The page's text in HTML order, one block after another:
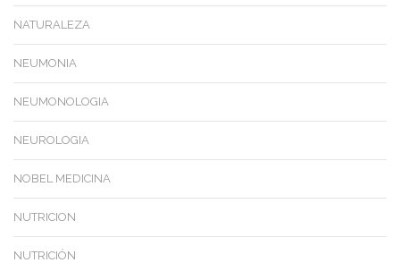
NATURALEZA
NEUMONIA
NEUMONOLOGIA
NEUROLOGIA
NOBEL MEDICINA
NUTRICION
NUTRICIÓN